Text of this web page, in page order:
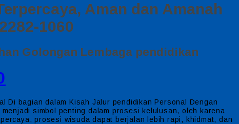
Aman dan Amanah
1060
Golongan Lembaga pendidikan
Di bagian dalam Kisah Jalur pendidikan Personal Dengan
simbol penting dalam prosesi kelulusan, oleh karena
prosesi wisuda dapat berjalan lebih rapi, khidmat, dan